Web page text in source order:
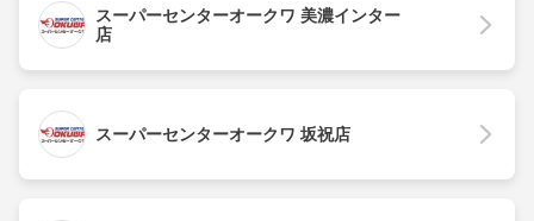
スーパーセンターオークワ 美濃インター
店
スーパーセンターオークワ 坂祝店